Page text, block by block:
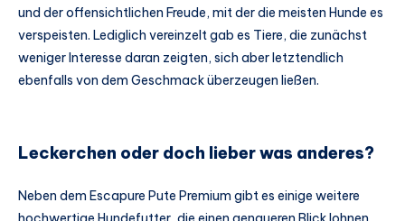
und der offensichtlichen Freude, mit der die meisten Hunde es
verspeisten. Lediglich vereinzelt gab es Tiere, die zunächst
weniger Interesse daran zeigten, sich aber letztendlich
ebenfalls von dem Geschmack überzeugen ließen.
Leckerchen oder doch lieber was anderes?
Neben dem Escapure Pute Premium gibt es einige weitere